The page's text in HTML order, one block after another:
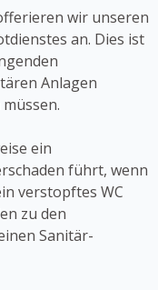
wir unseren
an. Dies ist
Anlagen
ein
führt, wenn
verstopftes WC
zu den
Sanitär-